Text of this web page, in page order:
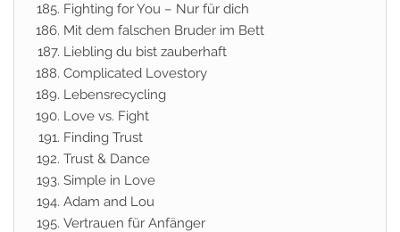
Fighting for You – Nur für dich
Mit dem falschen Bruder im Bett
Liebling du bist zauberhaft
Complicated Lovestory
Lebensrecycling
Love vs. Fight
Finding Trust
Trust & Dance
Simple in Love
Adam and Lou
Vertrauen für Anfänger